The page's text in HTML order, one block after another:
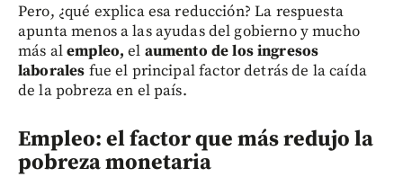
Pero, ¿qué explica esa reducción? La respuesta
apunta menos a las ayudas del gobierno y mucho
más alempleo, el aumento de los ingresos
laborales fue el principal factor detrás de la caída
de la pobreza en el país.
Empleo: el factor que más redujo la
pobreza monetaria